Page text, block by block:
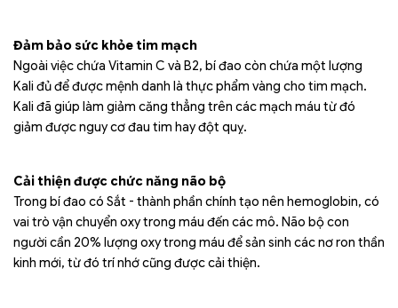
Đảm bảo sức khỏe tim mạch
Ngoài việc chứa Vitamin C và B2, bí đao còn chứa một lượng
Kali đủ để được mệnh danh là thực phẩm vàng cho tim mạch.
Kali đã giúp làm giảm căng thẳng trên các mạch máu từ đó
giảm được nguy cơ đau tim hay đột quỵ.
Cải thiện được chức năng não bộ
Trong bí đao có Sắt - thành phần chính tạo nên hemoglobin, có
vai trò vận chuyển oxy trong máu đến các mô. Não bộ con
người cần 20% lượng oxy trong máu để sản sinh các nơ ron thần
kinh mới, từ đó trí nhớ cũng được cải thiện.